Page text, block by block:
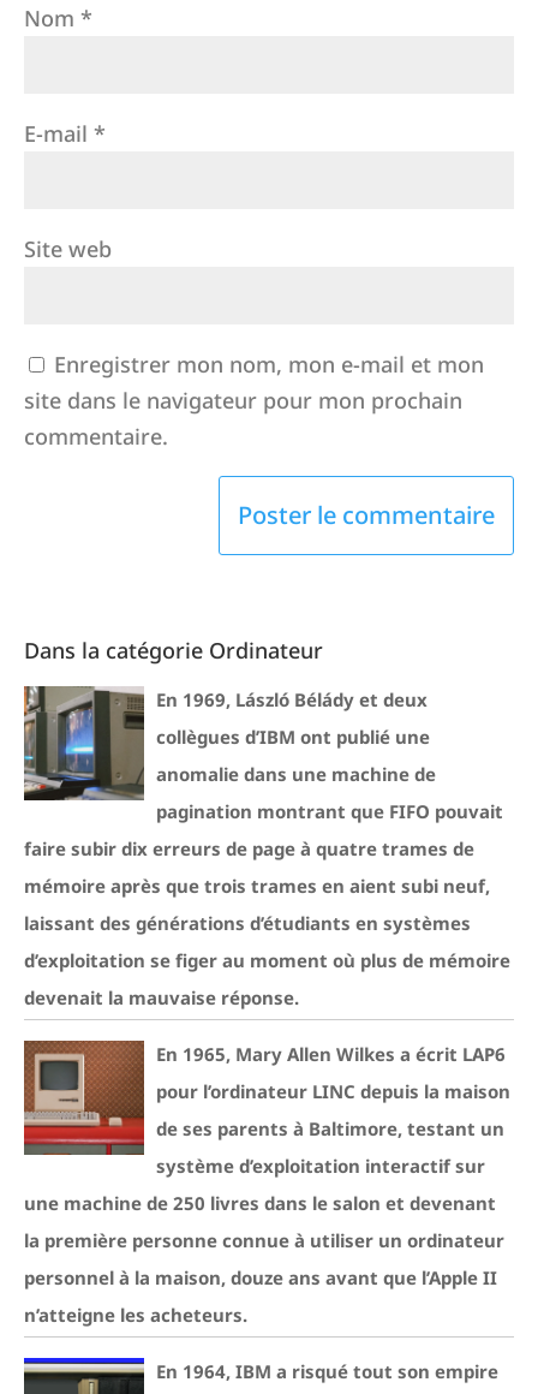
Nom *
E-mail *
Site web
Enregistrer mon nom, mon e-mail et mon
site dans le navigateur pour mon prochain
commentaire.
Dans la catégorie Ordinateur
En 1969, László Bélády et deux
collègues d’IBM ont publié une
anomalie dans une machine de
pagination montrant que FIFO pouvait
faire subir dix erreurs de page à quatre trames de
mémoire après que trois trames en aient subi neuf,
laissant des générations d’étudiants en systèmes
d’exploitation se figer au moment où plus de mémoire
devenait la mauvaise réponse.
En 1965, Mary Allen Wilkes a écrit LAP6
pour l’ordinateur LINC depuis la maison
de ses parents à Baltimore, testant un
système d’exploitation interactif sur
une machine de 250 livres dans le salon et devenant
la première personne connue à utiliser un ordinateur
personnel à la maison, douze ans avant que l’Apple II
n’atteigne les acheteurs.
En 1964, IBM a risqué tout son empire